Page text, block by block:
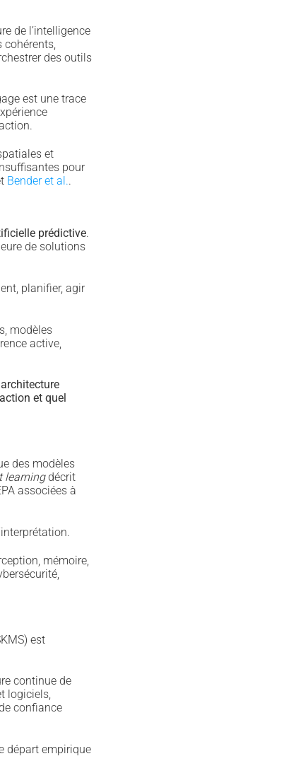
de l’intelligence
des outils
est une trace
et
pour
Bender et al..
prédictive.
de solutions
planifier, agir
modèles
active,
et quel
des modèles
learningdécrit
associées à
mémoire,
est
continue de
logiciels,
confiance
départ empirique